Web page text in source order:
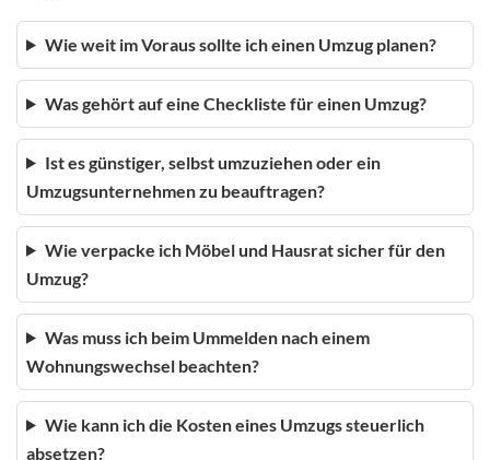
Wie weit im Voraus sollte ich einen Umzug planen?
Was gehört auf eine Checkliste für einen Umzug?
Ist es günstiger, selbst umzuziehen oder ein
Umzugsunternehmen zu beauftragen?
Wie verpacke ich Möbel und Hausrat sicher für den
Umzug?
Was muss ich beim Ummelden nach einem
Wohnungswechsel beachten?
Wie kann ich die Kosten eines Umzugs steuerlich
absetzen?